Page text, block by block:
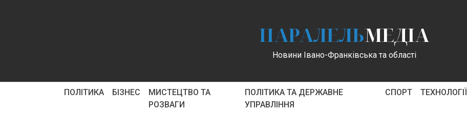
ПАРАЛЕЛЬМЕДІА
Новини Івано-Франківська та області
ПОЛІТИКА БІЗНЕС
МИСТЕЦТВО ТА
РОЗВАГИ
ПОЛІТИКА ТА ДЕРЖАВНЕ
УПРАВЛІННЯ
СПОРТ ТЕХНОЛОГІЇ